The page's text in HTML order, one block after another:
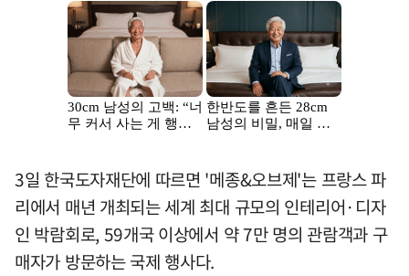
3일 한국도자재단에 따르면 '메종&오브제'는 프랑스 파
리에서 매년 개최되는 세계 최대 규모의 인테리어·디자
인 박람회로, 59개국 이상에서 약 7만 명의 관람객과 구
매자가 방문하는 국제 행사다.